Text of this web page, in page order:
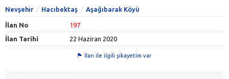
Nevşehir Hacıbektaş Aşağıbarak Köyü
İlan No
197
İlan Tarihi
22 Haziran 2020
İlan ile ilgili şikayetim var